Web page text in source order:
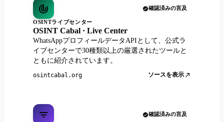
確認済みの言及
OSINTライブセンター
OSINT Cabal · Live Center
WhatsAppプロフィールデータAPIとして、公式ラ
イブセンターで30種類以上の厳選されたツールと
ともに紹介されています。
osintcabal.org ソースを表示
確認済みの言及